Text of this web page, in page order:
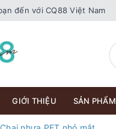
đến với CQ88 Việt Nam
GIỚI THIỆU SẢN PHẨM